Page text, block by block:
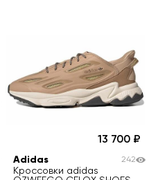
13 700
Adidas
Кроссовки adidas
242